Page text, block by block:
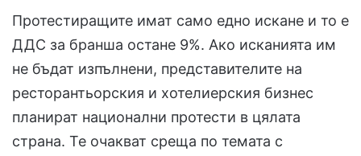
Протестиращите имат само едно искане и то е
ДДС за бранша остане 9%. Ако исканията им
не бъдат изпълнени, представителите на
ресторантьорския и хотелиерския бизнес
планират национални протести в цялата
страна. Те очакват среща по темата с